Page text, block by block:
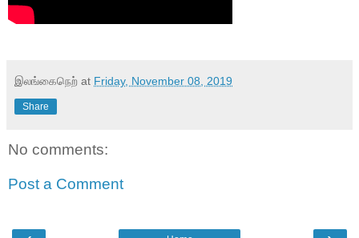
இலங்கைநெற் at Friday, November 08, 2019
Share
No comments:
Post a Comment